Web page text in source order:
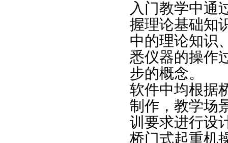
入门教学中通
握理论基础知
中的理论知识
悉仪器的操作
步的概念。
软件中均根据
制作，教学场
训要求进行设
桥门式起重机